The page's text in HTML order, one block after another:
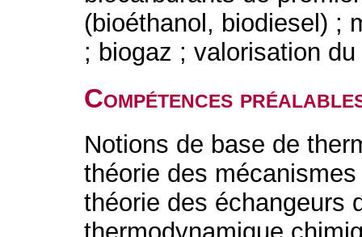
(bioéthanol, biodiesel) ;
; biogaz ; valorisation
Compétences
Notions de base de
théorie des
théorie des échangeurs